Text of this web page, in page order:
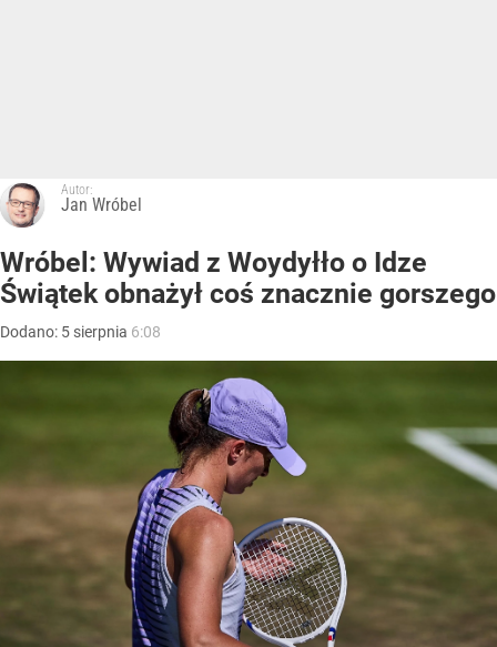
Autor:
Jan Wróbel
Wróbel: Wywiad z Woydyłło o Idze
Świątek obnażył coś znacznie gorszego
Dodano: 5 sierpnia 6:08